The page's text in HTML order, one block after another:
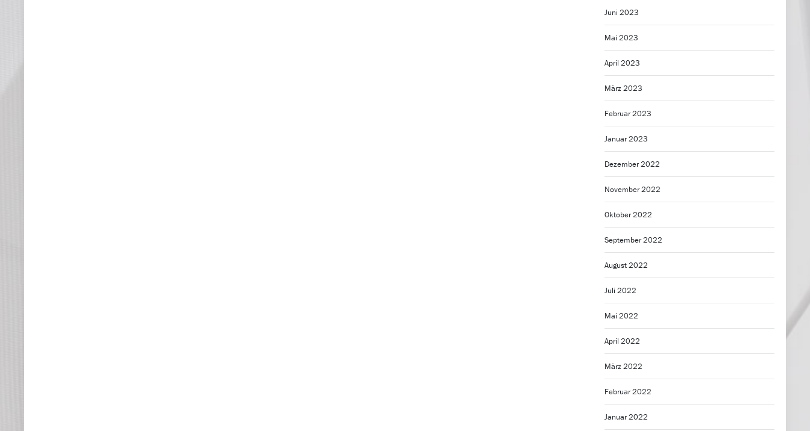
Juni 2023
Mai 2023
April 2023
März 2023
Februar 2023
Januar 2023
Dezember 2022
November 2022
Oktober 2022
September 2022
August 2022
Juli 2022
Mai 2022
April 2022
März 2022
Februar 2022
Januar 2022